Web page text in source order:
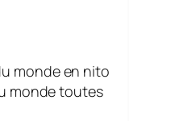
monde en nito
monde toutes